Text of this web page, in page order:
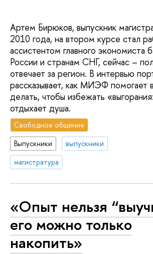
Артем Бирюков, выпускник
2010 года, на втором курсе стал
ассистентом главного экономиста
России и странам СНГ, сейчас –
отвечает за регион. В интервью
рассказывает, как МИЭФ помогает
делать, чтобы избежать
отдыхает душа.
Свободное общение
Выпускники
выпускники
магистратура
«Опыт нельзя
его можно только
накопить»